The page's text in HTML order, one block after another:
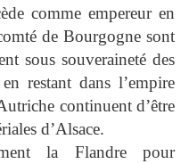
comme empereur en
de Bourgogne sont
sous souveraineté des
restant dans l’empire
continuent d’être
d’Alsace.
la Flandre pour